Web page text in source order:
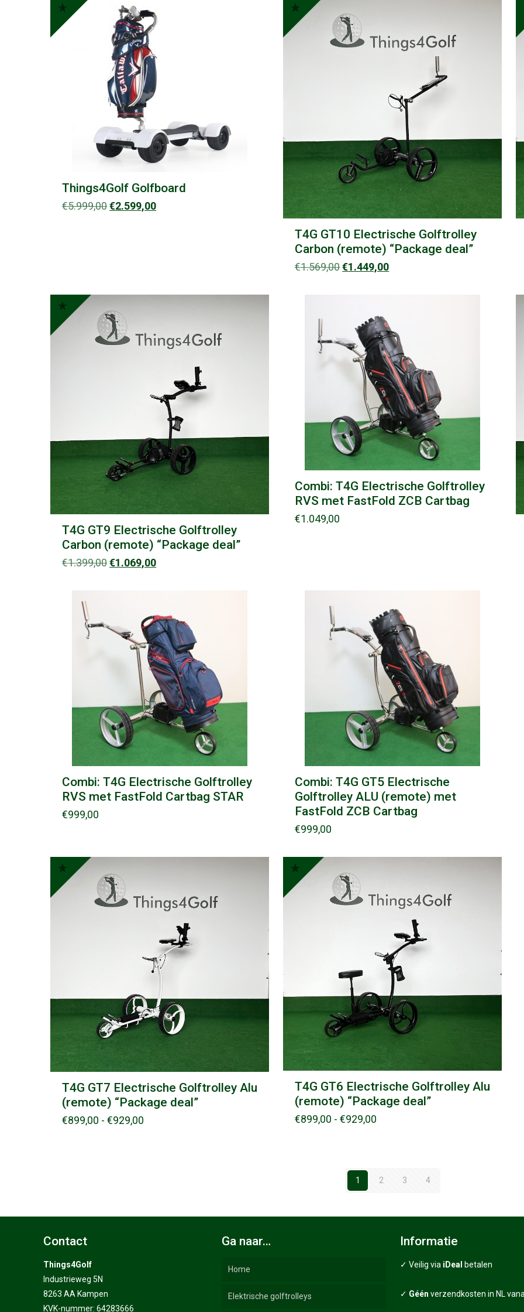
Things4Golf Golfboard
€5.999,00Oorspronkelijke
€2.599,00Huidige
T4G GT10 Electrische Golftrolley
Carbon (remote) “Package deal”
€1.569,00Oorspronkelijke
€1.449,00Huidige
T4G GT9 Electrische Golftrolley
Carbon (remote) “Package deal”
€1.399,00Oorspronkelijke
€1.069,00Huidige
Combi: T4G Electrische Golftrolley
RVS met FastFold ZCB Cartbag
€1.049,00
Combi: T4G Electrische Golftrolley
RVS met FastFold Cartbag STAR
€999,00
Combi: T4G GT5 Electrische
Golftrolley ALU (remote) met
FastFold ZCB Cartbag
€999,00
T4G GT7 Electrische Golftrolley Alu
(remote) “Package deal”
€899,00 - €929,00
T4G GT6 Electrische Golftrolley Alu
(remote) “Package deal”
€899,00 - €929,00
1 2 3 4
Contact
Things4Golf
Industrieweg 5N
8263 AA Kampen
KVK-nummer: 64283666
Ga naar…
Home
Elektrische golftrolleys
Informatie
✓ Veilig via iDeal betalen
✓ Géén verzendkosten in NL